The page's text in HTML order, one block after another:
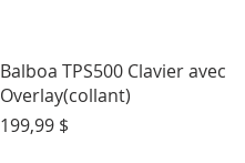
Aperçu rapide
Balboa TPS500 Clavier avec
Overlay(collant)
Prix
199,99 $